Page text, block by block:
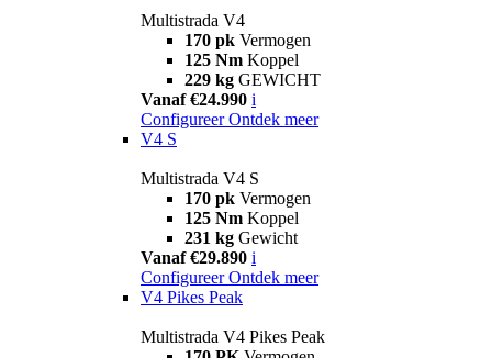
Multistrada V4
170 pk Vermogen
125 Nm Koppel
229 kg GEWICHT
Vanaf €24.990 i
Configureer Ontdek meer
V4 S
Multistrada V4 S
170 pk Vermogen
125 Nm Koppel
231 kg Gewicht
Vanaf €29.890 i
Configureer Ontdek meer
V4 Pikes Peak
Multistrada V4 Pikes Peak